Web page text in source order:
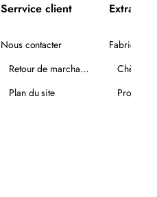
Serrvice client
Nous contacter
Retour de marchandise
Plan du site
Extra
Fabricants